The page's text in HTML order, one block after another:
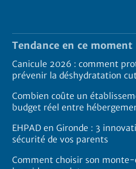
Tendance en ce moment
Canicule 2026 : comment
prévenir la déshydratation
Combien coûte un
budget réel entre
EHPAD en Gironde : 3
sécurité de vos parents
Comment choisir son